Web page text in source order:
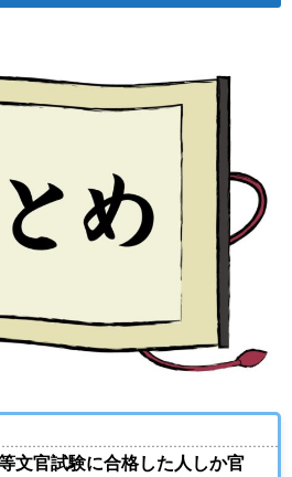
文官試験に合格した人しか官